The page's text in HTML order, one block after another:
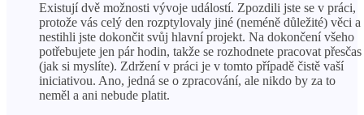
Existují dvě možnosti vývoje událostí. Zpozdili jste se v práci,
protože vás celý den rozptylovaly jiné (neméně důležité) věci a
nestihli jste dokončit svůj hlavní projekt. Na dokončení všeho
potřebujete jen pár hodin, takže se rozhodnete pracovat přesčas
(jak si myslíte). Zdržení v práci je v tomto případě čistě vaší
iniciativou. Ano, jedná se o zpracování, ale nikdo by za to
neměl a ani nebude platit.